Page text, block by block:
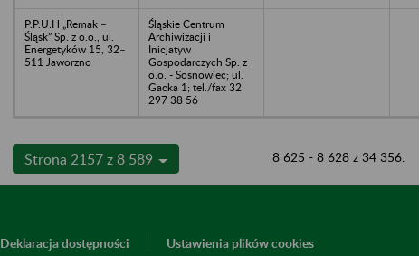
P.P.U.H „Remak –
Śląsk” Sp. z o.o., ul.
Energetyków 15, 32–
511 Jaworzno
Śląskie Centrum
Archiwizacji i
Inicjatyw
Gospodarczych Sp. z
o.o. - Sosnowiec; ul.
Gacka 1; tel./fax 32
297 38 56
Strona 2157 z 8 589 8 625 - 8 628 z 34 356.
Deklaracja dostępności Ustawienia plików cookies